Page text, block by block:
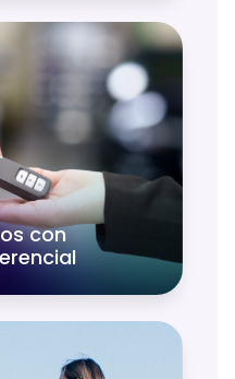
con
adquiere tu
con tasa
a
BanBajío.